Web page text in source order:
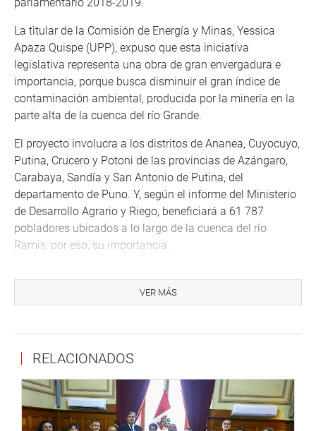
parlamentario 2018-2019.
La titular de la Comisión de Energía y Minas, Yessica
Apaza Quispe (UPP), expuso que esta iniciativa
legislativa representa una obra de gran envergadura e
importancia, porque busca disminuir el gran índice de
contaminación ambiental, producida por la minería en la
parte alta de la cuenca del río Grande.
El proyecto involucra a los distritos de Ananea, Cuyocuyo,
Putina, Crucero y Potoni de las provincias de Azángaro,
Carabaya, Sandía y San Antonio de Putina, del
departamento de Puno. Y, según el informe del Ministerio
de Desarrollo Agrario y Riego, beneficiará a 61 787
pobladores ubicados a lo largo de la cuenca del río
Ramis, por eso, su importancia.
principal para descontaminar el ambiente, el recurso
hídrico, la flora y fauna, además mejorará las condiciones
“Ello se logrará siempre y cuando se sumen esfuerzos
es otro que otorgar a las personas, como sujeto de
derecho, a gozar de un ambiente equilibrado y adecuado
para el desarrollo de su vida”, expresó.
VER MÁS
RELACIONADOS